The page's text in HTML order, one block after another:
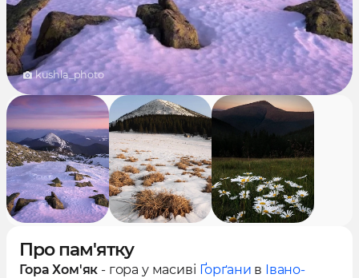
kushla_photo
Про пам'ятку
Гора Хом'як - гора у масиві Ґорґани в Івано-